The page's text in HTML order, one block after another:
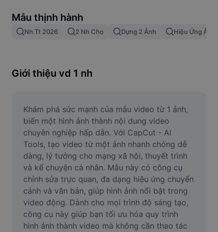
Gộp hình ảnh
Điều chỉnh kích thước hình ảnh
Công cụ tạo meme
AI Text Remover
AI People Remover
AI Inpainting
Face Cutout
Video
Mẫu thịnh hành
Nh Tt 2026 2 Nh Cho Dựng 2 Ảnh Hiệu Ứng Âm
Giới thiệu vd 1 nh
Khám phá sức mạnh của mẫu video từ 1 ảnh,
biến một hình ảnh thành nội dung video
chuyên nghiệp hấp dẫn. Với CapCut - AI
Tools, tạo video từ một ảnh nhanh chóng dễ
dàng, lý tưởng cho mạng xã hội, thuyết trình
và kể chuyện cá nhân. Mẫu này có công cụ
chỉnh sửa trực quan, đa dạng hiệu ứng chuyển
cảnh và văn bản, giúp hình ảnh nổi bật trong
video động. Dành cho mọi trình độ sáng tạo,
công cụ này giúp bạn tối ưu hóa quy trình
hình ảnh thành video mà không cần thao tác